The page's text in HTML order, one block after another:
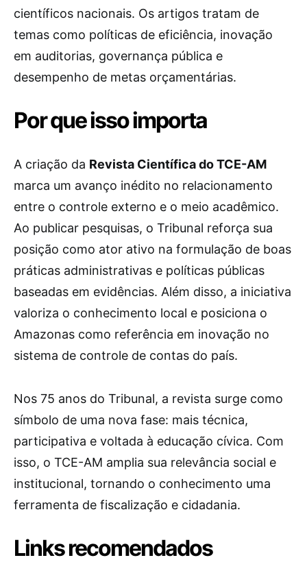
científicos nacionais. Os artigos tratam de
temas como políticas de eficiência, inovação
em auditorias, governança pública e
desempenho de metas orçamentárias.
Por que isso importa
A criação da Revista Científica do TCE-AM
marca um avanço inédito no relacionamento
entre o controle externo e o meio acadêmico.
Ao publicar pesquisas, o Tribunal reforça sua
posição como ator ativo na formulação de boas
práticas administrativas e políticas públicas
baseadas em evidências. Além disso, a iniciativa
valoriza o conhecimento local e posiciona o
Amazonas como referência em inovação no
sistema de controle de contas do país.
Nos 75 anos do Tribunal, a revista surge como
símbolo de uma nova fase: mais técnica,
participativa e voltada à educação cívica. Com
isso, o TCE-AM amplia sua relevância social e
institucional, tornando o conhecimento uma
ferramenta de fiscalização e cidadania.
Links recomendados